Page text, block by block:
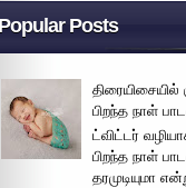
Popular Posts
பிறந்த நாள்
ட்விட்டர்
பிறந்த நாள்
தரமுடியுமா